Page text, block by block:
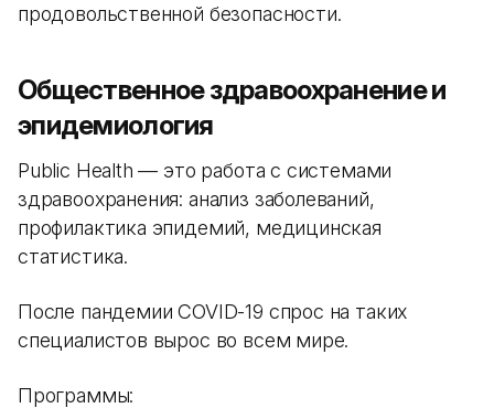
продовольственной безопасности.
Общественное здравоохранение и
эпидемиология
Public Health — это работа с системами
здравоохранения: анализ заболеваний,
профилактика эпидемий, медицинская
статистика.
После пандемии COVID-19 спрос на таких
специалистов вырос во всем мире.
Программы: